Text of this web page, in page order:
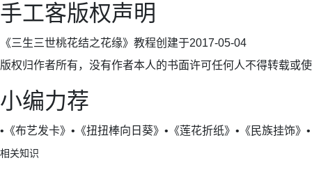
手工客版权声明
《三生三世桃花结之花缘》教程创建于2017-05-04
版权归作者所有，没有作者本人的书面许可任何人不得转载或
小编力荐
•《布艺发卡》•《扭扭棒向日葵》•《莲花折纸》•《民族挂饰
相关知识